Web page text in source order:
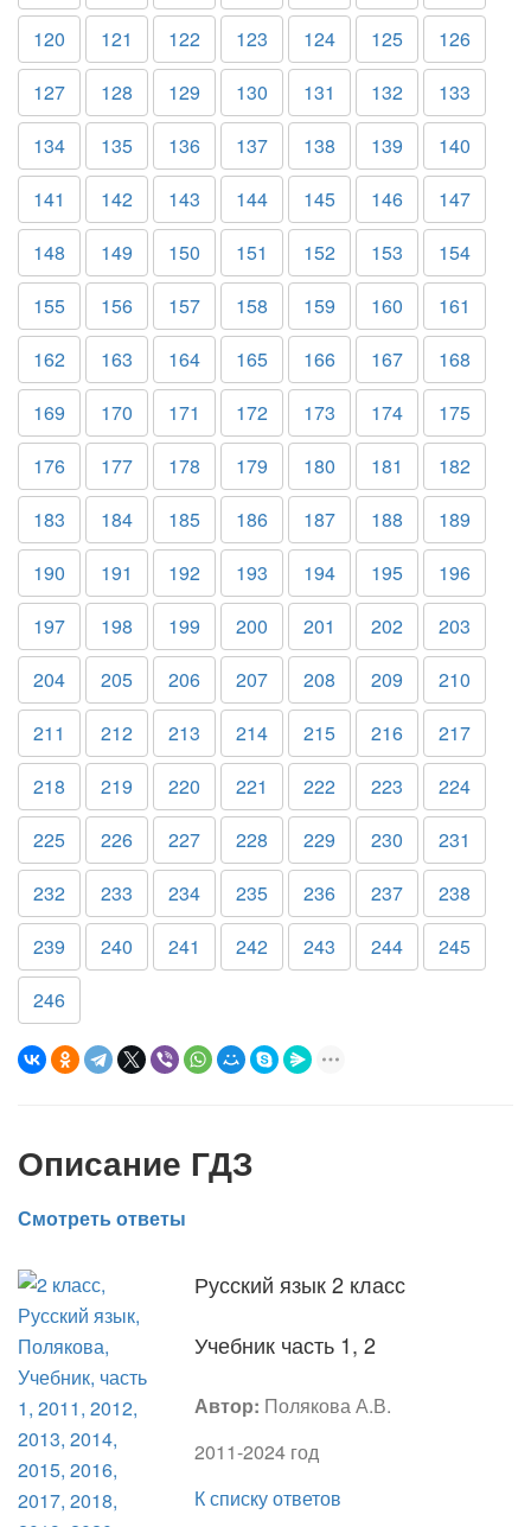
120
121 122 123 124 125
126
127
128 129 130 131 132
133
134
135 136 137 138 139
140
141
142 143 144 145 146
147
148
149 150 151 152 153
154
155
156 157 158 159 160
161
162
163 164 165 166 167
168
169
170 171 172 173 174
175
176
177 178 179 180 181
182
183
184 185 186 187 188
189
190
191 192 193 194 195
196
197
198 199 200 201 202
203
204
205 206 207 208 209
210
211
212 213 214 215 216
217
218
219 220 221 222 223
224
225
226 227 228 229 230
231
232
233 234 235 236 237
238
239
240 241 242 243 244
245
246
Описание ГДЗ
Смотреть ответы
Русский язык 2 класс
Учебник часть 1, 2
Автор: Полякова А.В.
2011-2024 год
К списку ответов